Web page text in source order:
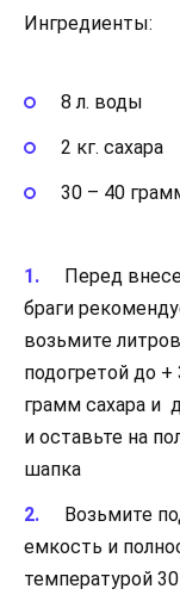
Ингредиенты:
8 л. воды
2 кг. сахара
30 – 40
Перед
браги
возьмите
подогретой до
грамм сахара и
и оставьте на
шапка
Возьмите
емкость и
температурой